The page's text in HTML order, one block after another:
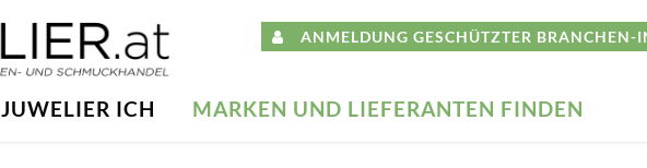
ANMELDUNG GESCHÜTZTER BRANCHEN-
JUWELIER ICH MARKEN UND LIEFERANTEN FINDEN